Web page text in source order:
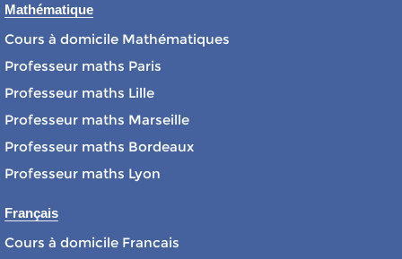
Mathématique
Cours à domicile Mathématiques
Professeur maths Paris
Professeur maths Lille
Professeur maths Marseille
Professeur maths Bordeaux
Professeur maths Lyon
Français
Cours à domicile Francais